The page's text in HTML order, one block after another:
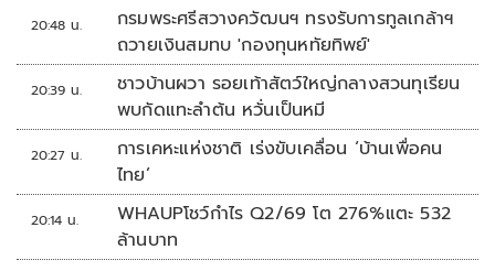
20:48 น.
กรมพระศรีสวางควัฒนฯ ทรงรับการทูลเกล้าฯ
ถวายเงินสมทบ 'กองทุนหทัยทิพย์'
20:39 น.
ชาวบ้านผวา รอยเท้าสัตว์ใหญ่กลางสวนทุเรียน
พบกัดแทะลำต้น หวั่นเป็นหมี
20:27 น.
การเคหะแห่งชาติ เร่งขับเคลื่อน ‘บ้านเพื่อคน
ไทย’
20:14 น.
WHAUPโชว์กำไร Q2/69 โต 276%แตะ 532
ล้านบาท